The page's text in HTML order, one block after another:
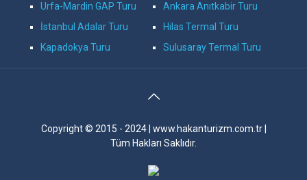
Urfa-Mardin GAP Turu
İstanbul Adalar Turu
Kapadokya Turu
Ankara Anıtkabir Turu
Hilas Termal Turu
Sulusaray Termal Turu
Copyright © 2015 - 2024 | www.hakanturizm.com.tr |
Tüm Hakları Saklıdır.